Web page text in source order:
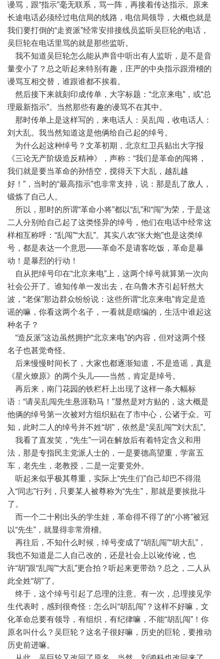
谩骂，跟“指示”毫无联系，骂一阵，再接着传达指示。原来
长途电话必须经过电信局的线路，电信局领导，大概也就是
我们要打倒的“走资派”经常安排接线员监听吴巨轮的电话，
吴巨轮在电话里骂的就是那些监听。
我不知道吴巨轮怎么能从声音中听出有人监听，是不是音
量变小了？总之听起来特别有趣，庄严的中央指示跟滑稽的
谩骂互相交替，谁跟谁都不挨着。
然后接下来就刻印成传单，大字标题：“北京来电”，或“总
理最新指示”。当然那些有趣的谩骂不在其中。
那时传单上是这样写的，来电话人：吴乱闯，收电话人：
刘大乱。我当然知道这是他俩给自己起的绰号。
为什么起这种绰号？文革初期，北京红卫兵贴出大字报
《三论无产阶级造反精神》，声称：“我们是革命的闯将，
我们就是要当革命的孙悟空，搅得天下大乱，越乱越
好！”，当时的“最高指示”也非常支持，说：那是乱了敌人，
锻炼了自己人。
所以，那时的所谓“革命小将”都以“乱”和“闯”为荣，于是这
二人分别给自己起了这类怪异的绰号，他们在电话中经常这
样相互称呼：“乱闯”“大乱”。其实八农“张大炮”也是这类绰
号，都是表达一个意思——革命不是请客吃饭，革命是暴
动！是暴烈的行动！
自从把绰号印在“北京来电”上，这两个绰号就算第一次向
社会公开了。谁知传单一发出去，在乌鲁木齐引起轩然大
波，“老保”那边群众纷纷说：这些所谓“北京来电”肯定是造
谣的嘛，你看这两个名子，一看就是瞎编的，生活中谁起这
种名子？
“造反派”这边虽然拥护“北京来电”的内容，但对这两个怪
名子也甚觉奇怪。
后来慢慢时间长了，大家也都逐渐知道，不是造谣，真是
《星火燎原》的两个头儿——当然，肯定是绰号。
再后来，南门花园的铁栏杆上出现了这样一条大幅标
语：“请吴乱闯先生悬涯勒马！”显然是对方贴的，这大概是
他俩的绰号第一次被对方组织贴在了市中心，公诸于众。可
知，此时二人的绰号并不姓“胡”，依然是“吴乱闯”“刘大乱”。
我看了直发笑，“先生”一词在解放后有着特定含义和用
法，那是专指民主党派人士的，一是要德高望重，学富五
车，老先生，老教授，二是一定要党外。
听起来似乎极其尊重，实际上“先生们”自己却巴不得混
入“同志”行列，只要某人被尊称为“先生”，那就是要挨批斗
了。
而一个二十刚出头的学生娃，革命得不得了的“小将”被冠
以“先生”，就显得非常滑稽。
再往后，不知什么时候，绰号变成了“胡乱闯”“胡大乱”，
我也不知道是二人自己改的，还是社会上以讹传讹，也
许“胡”跟“乱闯”“大乱”更合拍？听起来更带劲？总之，二人从
此全姓“胡”了。
终于，这个绰号引起了总理的注意。有一次，总理接见学
生代表时，感到很奇怪：怎么叫“胡乱闯”？这样不好嘛，文
化革命总要有领导，有组织，有纪律嘛，不能“胡乱闯”！你
原名叫什么？吴巨轮？这名子很好嘛，历史的巨轮，要推动
历史前进嘛。